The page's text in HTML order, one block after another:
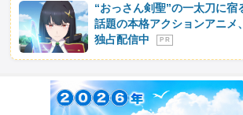
“おっさん剣聖”の一太刀に
話題の本格アクションアニ
独占配信中
P R